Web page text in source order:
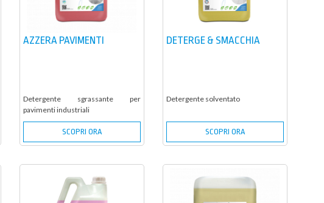
AZZERA PAVIMENTI
Detergente sgrassante per
pavimenti industriali
SCOPRI ORA
DETERGE & SMACCHIA
Detergente solventato
SCOPRI ORA